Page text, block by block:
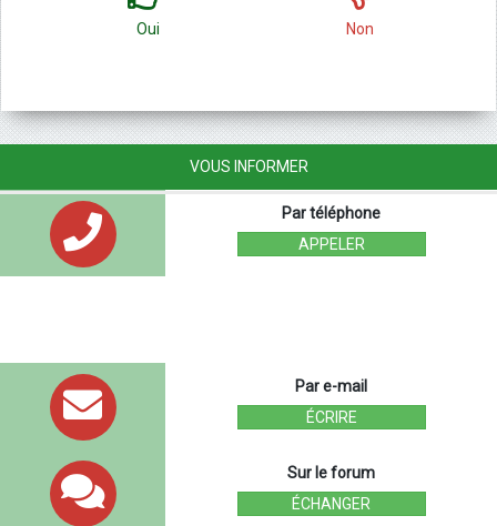
Oui Non
VOUS INFORMER
Par téléphone
APPELER
Par e-mail
ÉCRIRE
Sur le forum
ÉCHANGER